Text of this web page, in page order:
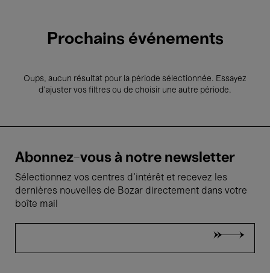
Prochains événements
Oups, aucun résultat pour la période sélectionnée. Essayez
d’ajuster vos filtres ou de choisir une autre période.
Abonnez-vous à notre newsletter
Sélectionnez vos centres d'intérêt et recevez les
dernières nouvelles de Bozar directement dans votre
boîte mail